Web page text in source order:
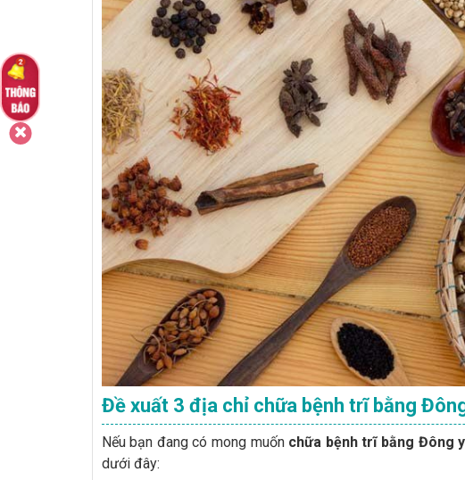
Đề xuất 3 địa chỉ chữa bệnh trĩ bằng
Nếu bạn đang có mong muốn chữa bệnh trĩ bằng Đông
dưới đây: